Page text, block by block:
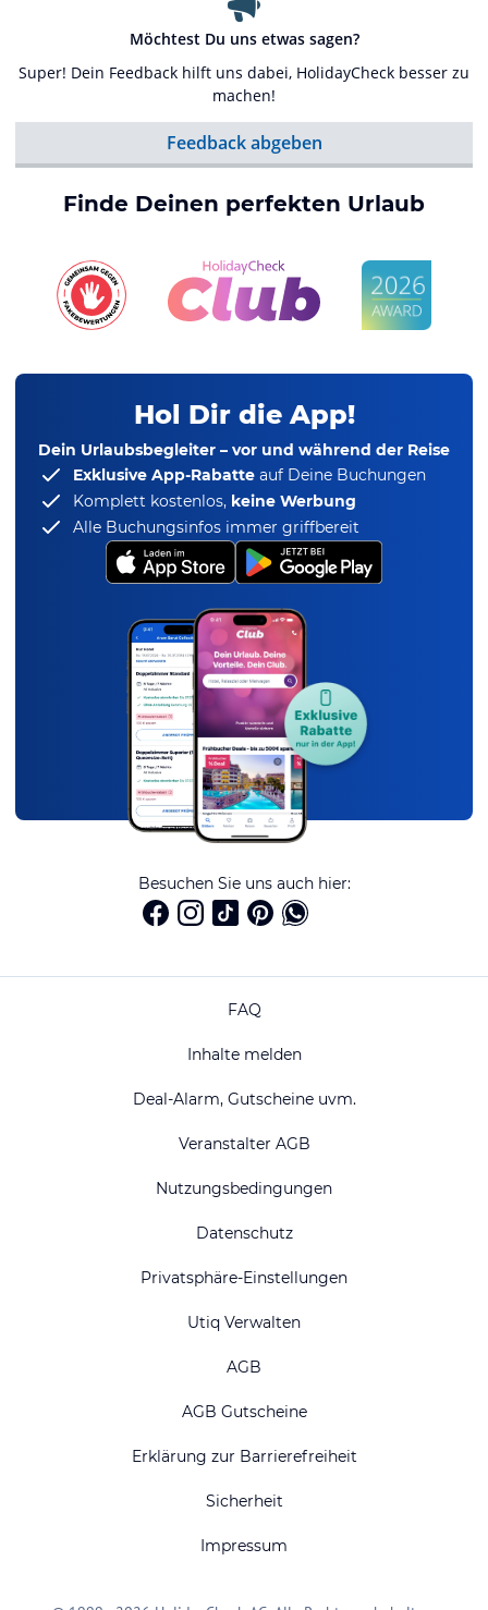
Möchtest Du uns etwas sagen?
Super! Dein Feedback hilft uns dabei, HolidayCheck besser zu
machen!
Feedback abgeben
Finde Deinen perfekten Urlaub
Hol Dir die App!
Dein Urlaubsbegleiter – vor und während der Reise
Exklusive App-Rabatte auf Deine Buchungen
Komplett kostenlos, keine Werbung
Alle Buchungsinfos immer griffbereit
Besuchen Sie uns auch hier:
FAQ
Inhalte melden
Deal-Alarm, Gutscheine uvm.
Veranstalter AGB
Nutzungsbedingungen
Datenschutz
Privatsphäre-Einstellungen
Utiq Verwalten
AGB
AGB Gutscheine
Erklärung zur Barrierefreiheit
Sicherheit
Impressum